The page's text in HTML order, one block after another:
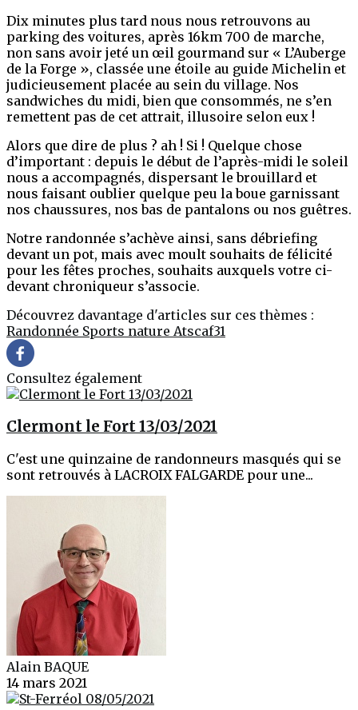
Dix minutes plus tard nous nous retrouvons au
parking des voitures, après 16km 700 de marche,
non sans avoir jeté un œil gourmand sur « L’Auberge
de la Forge », classée une étoile au guide Michelin et
judicieusement placée au sein du village. Nos
sandwiches du midi, bien que consommés, ne s’en
remettent pas de cet attrait, illusoire selon eux !
Alors que dire de plus ? ah ! Si ! Quelque chose
d’important : depuis le début de l’après-midi le soleil
nous a accompagnés, dispersant le brouillard et
nous faisant oublier quelque peu la boue garnissant
nos chaussures, nos bas de pantalons ou nos guêtres.
Notre randonnée s’achève ainsi, sans débriefing
devant un pot, mais avec moult souhaits de félicité
pour les fêtes proches, souhaits auxquels votre ci-
devant chroniqueur s’associe.
Découvrez davantage d'articles sur ces thèmes :
Randonnée Sports nature Atscaf31
Consultez également
Clermont le Fort 13/03/2021
C'est une quinzaine de randonneurs masqués qui se
sont retrouvés à LACROIX FALGARDE pour une...
Alain BAQUE
14 mars 2021